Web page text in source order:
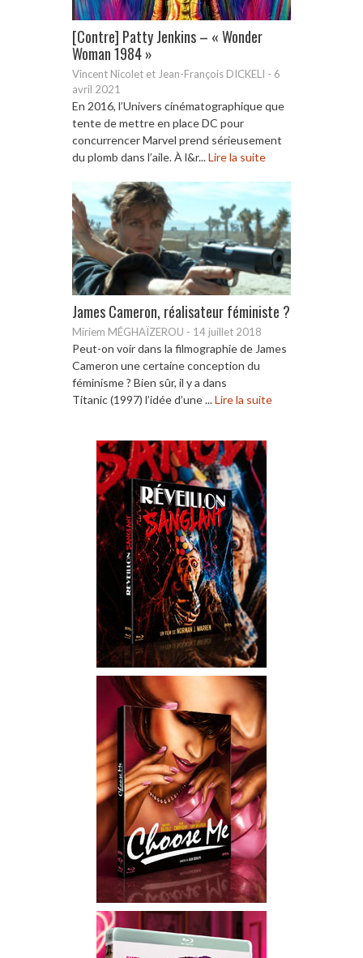
[Contre] Patty Jenkins – « Wonder
Woman 1984 »
Vincent Nicolet et Jean-François DICKELI - 6
avril 2021
En 2016, l’Univers cinématographique que
tente de mettre en place DC pour
concurrencer Marvel prend sérieusement
du plomb dans l’aile. À l&r...Lire la suite
James Cameron, réalisateur féministe ?
Miriem MÉGHAÏZEROU - 14 juillet 2018
Peut-on voir dans la filmographie de James
Cameron une certaine conception du
féminisme ? Bien sûr, il y a dans
Titanic (1997) l’idée d’une ...Lire la suite